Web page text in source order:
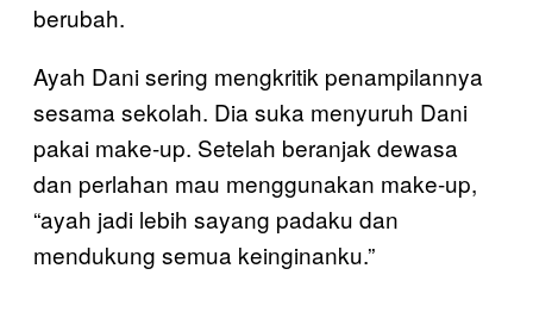
berubah.
Ayah Dani sering mengkritik penampilannya
sesama sekolah. Dia suka menyuruh Dani
pakai make-up. Setelah beranjak dewasa
dan perlahan mau menggunakan make-up,
“ayah jadi lebih sayang padaku dan
mendukung semua keinginanku.”